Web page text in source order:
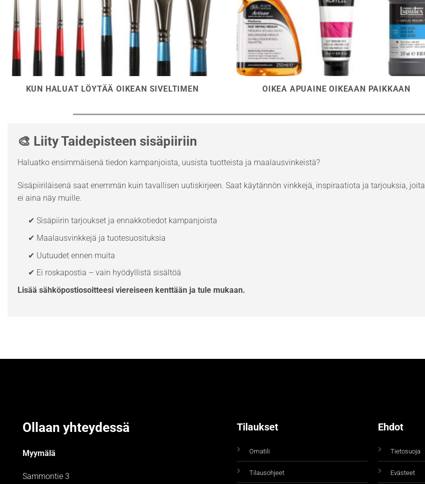
KUN HALUAT LÖYTÄÄ OIKEAN SIVELTIMEN OIKEA APUAINE OIKEAAN PAIKKAAN
🎨 Liity Taidepisteen sisäpiiriin
Haluatko ensimmäisenä tiedon kampanjoista, uusista tuotteista ja maalausvinkeistä?
Sisäpiiriläisenä saat enemmän kuin tavallisen uutiskirjeen. Saat käytännön vinkkejä, inspiraatiota ja tarjouksia, joita
ei aina näy muille.
✔ Sisäpiirin tarjoukset ja ennakkotiedot kampanjoista
✔ Maalausvinkkejä ja tuotesuosituksia
✔ Uutuudet ennen muita
✔ Ei roskapostia – vain hyödyllistä sisältöä
Lisää sähköpostiosoitteesi viereiseen kenttään ja tule mukaan.
Ollaan yhteydessä
Myymälä
Sammontie 3
Tilaukset
Omatili
Tilausohjeet
Ehdot
Tietosuoja
Evästeet